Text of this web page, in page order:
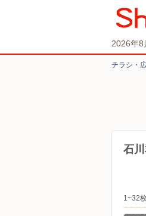
2026年8
チラシ・​
石
1~32